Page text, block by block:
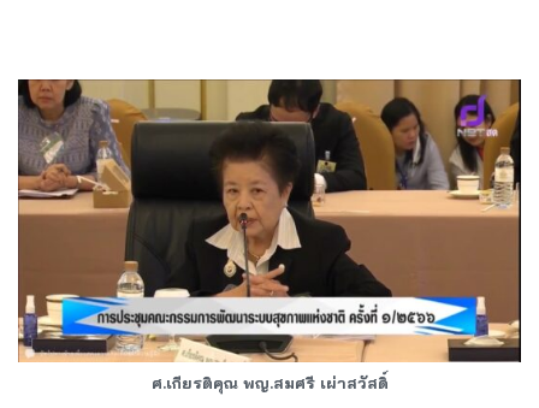
ศ.เกียรติคุณ พญ.สมศรี เผ่าสวัสดิ์